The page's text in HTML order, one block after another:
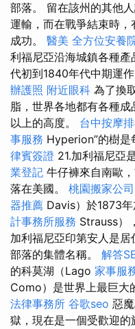
部落。 留在該州的其他
運輸，而在戰爭結束時
成功。 醫美 全方位安養
利福尼亞沿海城鎮各種
代初到1840年代中期運作
辦護照 附近眼科 為了換
脂，世界各地都有各種
以上的高度。 台中按摩
事服務 Hyperion”的樹是
律賓簽證 21.加利福尼亞
業登記 牛仔褲來自南歐
落在美國。 桃園搬家公司
器推薦 Davis）於1873
計事務所服務 Strauss）
加利福尼亞印第安人是
部落的集體名稱。 解答
的科莫湖（Lago 家事服
Como）是世界上最巨大
法律事務所 谷歌seo 惡
獄，現在是一個受歡迎